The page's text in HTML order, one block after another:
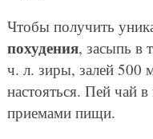
Чтобы получить
похудения, засыпь в
ч. л. зиры, залей 500
настояться. Пей чай
приемами пищи.